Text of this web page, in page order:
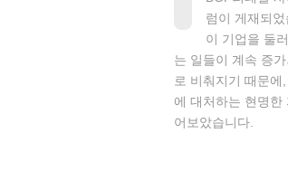
럼이 게재되
이 기업을 둘
는 일들이 계속 증
로 비춰지기 때문
에 대처하는 현명한
어보았습니다.